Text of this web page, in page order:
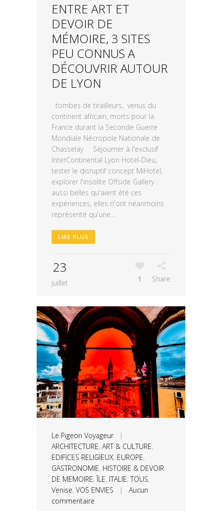
ENTRE ART ET
DEVOIR DE
MÉMOIRE, 3 SITES
PEU CONNUS A
DÉCOUVRIR AUTOUR
DE LYON
tombes de tirailleurs, venus du
continent africain, morts pour la
France durant la Seconde Guerre
Mondiale Nécropole Nationale de
Chasselay Séjourner à l'exclusif
InterContinental Lyon Hotel-Dieu,
tester le disruptif concept MiHotel,
explorer l'insolite Offside Gallery :
aussi belles qu'aient été ces
expériences, elles n'ont néanmoins
représenté qu'une...
LIRE PLUS
23
juillet 1 Share
Le Pigeon Voyageur|
ARCHITECTURE, ART & CULTURE,
EDIFICES RELIGIEUX, EUROPE,
GASTRONOMIE, HISTOIRE & DEVOIR
DE MEMOIRE,ÎLE, ITALIE,TOUS,
Venise, VOS ENVIES | Aucun
commentaire